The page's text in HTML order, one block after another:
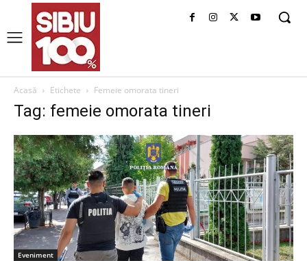
Acasă Etichete Femeie omorata tineri
Tag: femeie omorata tineri
Eveniment